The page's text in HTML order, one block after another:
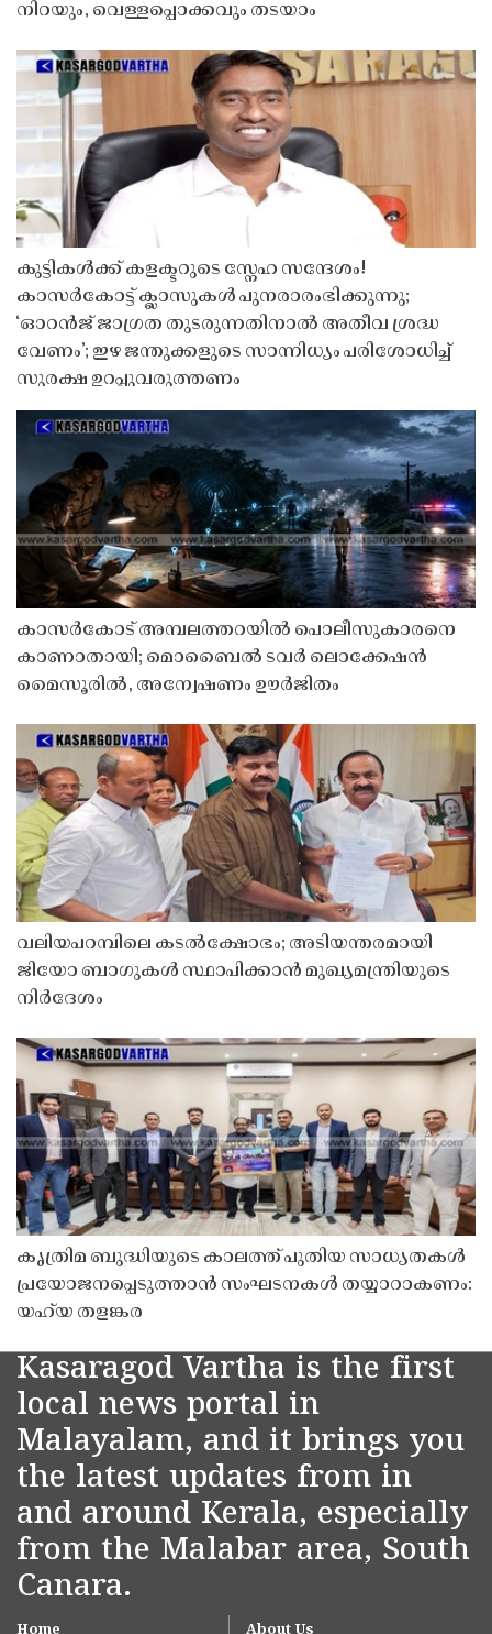
നിറയും, വെള്ളപ്പൊക്കവും തടയാം
കുട്ടികൾക്ക് കളക്ടറുടെ സ്നേഹ സന്ദേശം!
കാസർകോട്ട് ക്ലാസുകൾ പുനരാരംഭിക്കുന്നു;
‘ഓറൻജ് ജാഗ്രത തുടരുന്നതിനാൽ അതീവ ശ്രദ്ധ
വേണം’; ഇഴ ജന്തുക്കളുടെ സാന്നിധ്യം പരിശോധിച്ച്
സുരക്ഷ ഉറപ്പുവരുത്തണം
കാസർകോട് അമ്പലത്തറയിൽ പൊലീസുകാരനെ
കാണാതായി; മൊബൈൽ ടവർ ലൊക്കേഷൻ
മൈസൂരിൽ, അന്വേഷണം ഊർജിതം
വലിയപറമ്പിലെ കടൽക്ഷോഭം; അടിയന്തരമായി
ജിയോ ബാഗുകൾ സ്ഥാപിക്കാൻ മുഖ്യമന്ത്രിയുടെ
നിർദേശം
കൃത്രിമ ബുദ്ധിയുടെ കാലത്ത് പുതിയ സാധ്യതകൾ
പ്രയോജനപ്പെടുത്താൻ സംഘടനകൾ തയ്യാറാകണം:
യഹ്‌യ തളങ്കര
Kasaragod Vartha is the first
local news portal in
Malayalam, and it brings you
the latest updates from in
and around Kerala, especially
from the Malabar area, South
Canara.